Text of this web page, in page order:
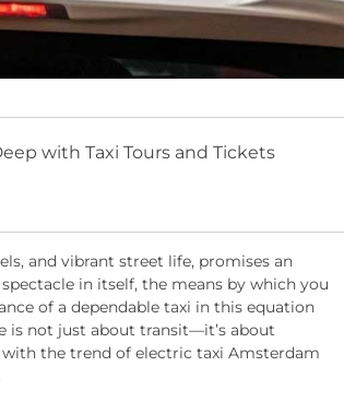
with Taxi Tours and Tickets
and vibrant street life, promises an
in itself, the means by which you
of a dependable taxi in this equation
is not just about transit—it’s about
the trend of electric taxi Amsterdam